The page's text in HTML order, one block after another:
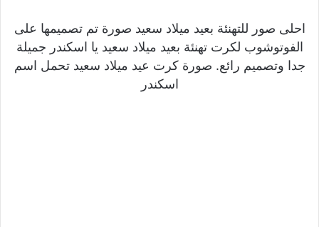
احلى صور للتهنئة بعيد ميلاد سعيد صورة تم تصميمها على
الفوتوشوب لكرت تهنئة بعيد ميلاد سعيد يا اسكندر جميلة
جدا وتصميم رائع. صورة كرت عيد ميلاد سعيد تحمل اسم
اسكندر